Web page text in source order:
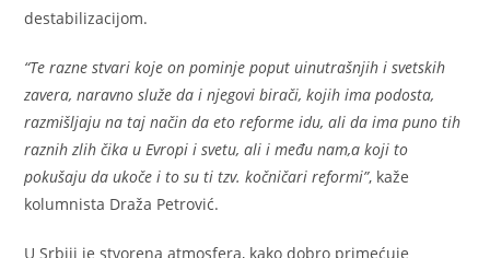
destabilizacijom.
“Te razne stvari koje on pominje poput uinutrašnjih i svetskih
zavera, naravno služe da i njegovi birači, kojih ima podosta,
razmišljaju na taj način da eto reforme idu, ali da ima puno tih
raznih zlih čika u Evropi i svetu, ali i među nam,a koji to
pokušaju da ukoče i to su ti tzv. kočničari reformi”, kaže
kolumnista Draža Petrović.
U Srbiji je stvorena atmosfera, kako dobro primećuje